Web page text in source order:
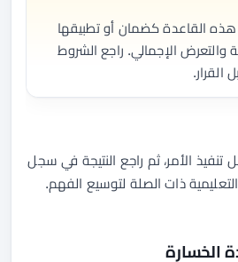
القاعدة كضمان أو تطبيقها
الإجمالي. راجع الشروط
القرار.
تنفيذ الأمر، ثم راجع النتيجة في سجل
ذات الصلة لتوسيع الفهم.
الخسارة